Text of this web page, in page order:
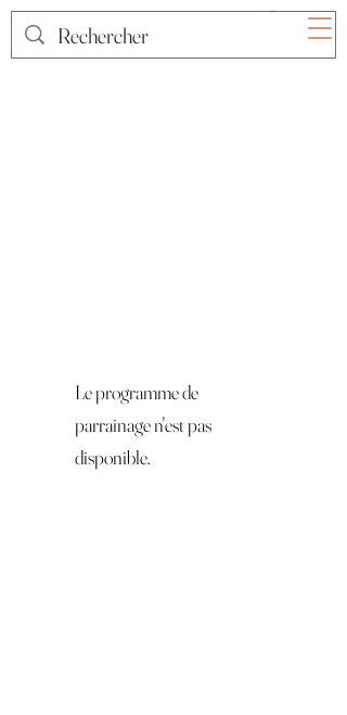
Le programme de
parrainage n'est pas
disponible.